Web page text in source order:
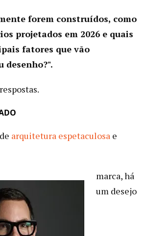
forem construídos, como
projetados em 2026 e quais
fatores que vão
desenho?".
arquitetura espetaculosa e
marca, há
um desejo